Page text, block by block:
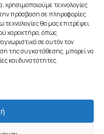
χρησιμοποιούμε τεχνολογίες
πρόσβαση σε πληροφορίες
θα μας επιτρέψει
χαρακτήρα, όπως
σε αυτόν τον
της συγκατάθεσης, μπορεί να
και δυνατότητες.